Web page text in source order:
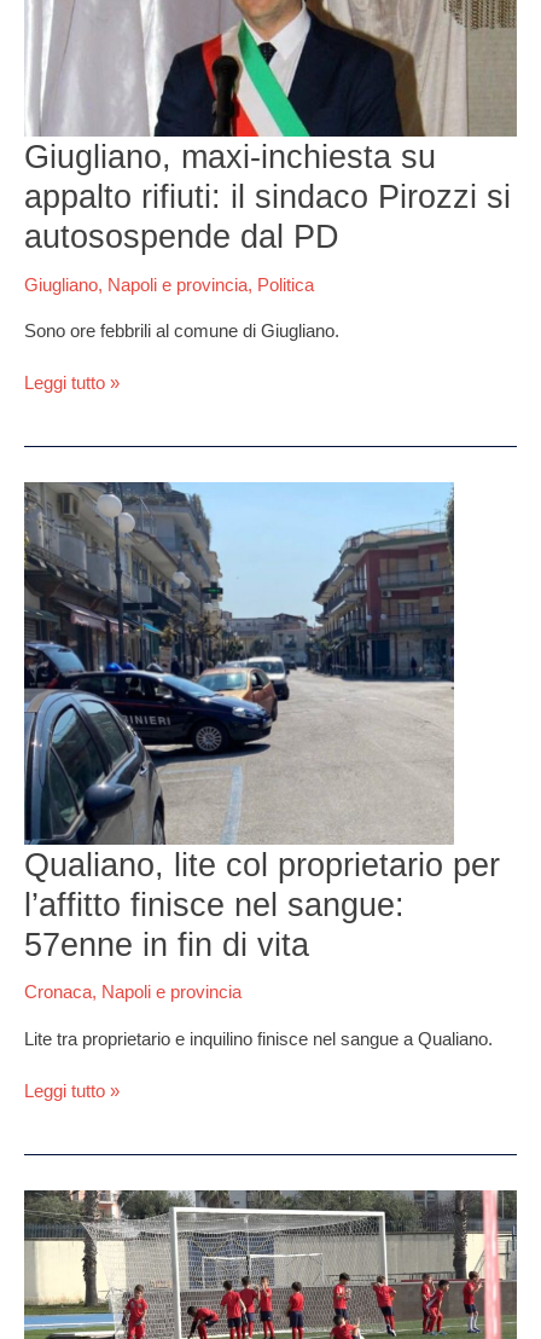
Giugliano, maxi-inchiesta su
appalto rifiuti: il sindaco Pirozzi si
autosospende dal PD
Giugliano, Napoli e provincia, Politica
Sono ore febbrili al comune di Giugliano.
rifiuti:
sindaco
Pirozzi
si
autosospende
dal
PD
Leggi tutto »
Qualiano, lite col proprietario per
l’affitto finisce nel sangue:
57enne in fin di vita
Cronaca, Napoli e provincia
Lite tra proprietario e inquilino finisce nel sangue a Qualiano.
Qualiano,
lite
col
proprietario
per
l’affitto
finisce
nel
sangue:
57enne
in
fin
di
Leggi tutto »
“Giugliano
Sport
Week”,
via
la